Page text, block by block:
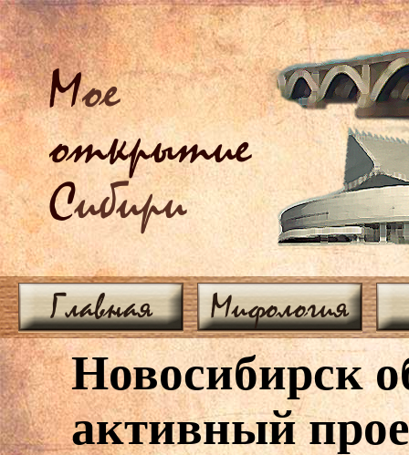
Мое
открытие
Сибири
Главная Мифология
Новосибирск
активный